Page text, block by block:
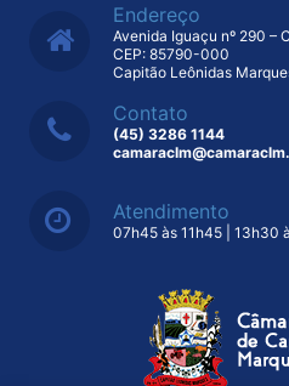
Endereço
Avenida Iguaçu nº 290 –
CEP: 85790-000
Capitão Leônidas
Contato
(45) 3286 1144
Atendimento
07h45 às 11h45 | 13h30